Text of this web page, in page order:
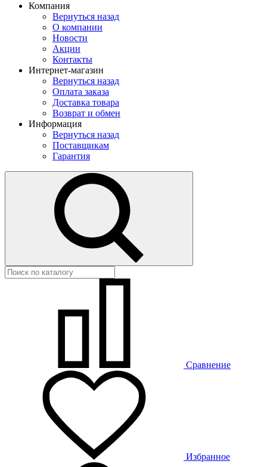
Компания
Вернуться назад
О компании
Новости
Акции
Контакты
Интернет-магазин
Вернуться назад
Оплата заказа
Доставка товара
Возврат и обмен
Информация
Вернуться назад
Поставщикам
Гарантия
Сравнение
Избранное